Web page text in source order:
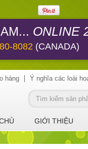
ONLINE
8082 (CANADA)
hàng Ý nghĩa các loài
GIỚI THIỆU